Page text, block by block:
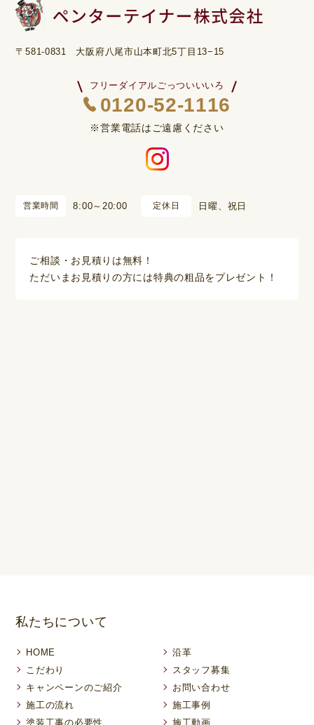
〒581-0831 大阪府八尾市山本町北5丁目13−15
フリーダイアルごっついいいろ
0120-52-1116
※営業電話はご遠慮ください
営業時間 8:00～20:00 定休日 日曜、祝日
ご相談・お見積りは無料！
ただいまお見積りの方には特典の粗品をプレゼント！
私たちについて
HOME
こだわり
キャンペーンのご紹介
施工の流れ
塗装工事の必要性
沿革
スタッフ募集
お問い合わせ
施工事例
施工動画